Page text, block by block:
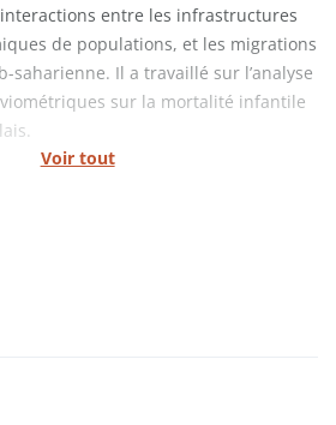
Voir tout
entre les infrastructures
de populations, et les migrations
saharienne. Il a travaillé sur l’analyse
sur la mortalité infantile